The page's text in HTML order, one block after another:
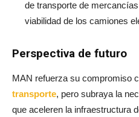
de transporte de
viabilidad de los camiones
Perspectiva de futuro
MAN refuerza su compromiso
transporte, pero subraya la
que aceleren la infraestructura